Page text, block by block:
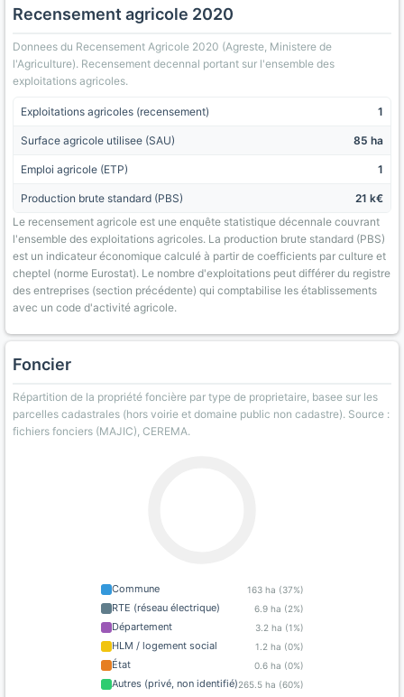
Recensement agricole 2020
Donnees du Recensement Agricole 2020 (Agreste, Ministere de
l'Agriculture). Recensement decennal portant sur l'ensemble des
exploitations agricoles.
Exploitations agricoles (recensement) 1
Surface agricole utilisee (SAU) 85 ha
Emploi agricole (ETP) 1
Production brute standard (PBS)
21 k€
Le recensement agricole est une enquête statistique décennale couvrant
l'ensemble des exploitations agricoles. La production brute standard (PBS)
est un indicateur économique calculé à partir de coefficients par culture et
cheptel (norme Eurostat). Le nombre d'exploitations peut différer du registre
des entreprises (section précédente) qui comptabilise les établissements
avec un code d'activité agricole.
Foncier
Répartition de la propriété foncière par type de proprietaire, basee sur les
parcelles cadastrales (hors voirie et domaine public non cadastre). Source :
fichiers fonciers (MAJIC), CEREMA.
Commune 163 ha (37%)
RTE (réseau électrique) 6.9 ha (2%)
Département 3.2 ha (1%)
HLM / logement social 1.2 ha (0%)
État 0.6 ha (0%)
Autres (privé, non identifié)265.5 ha (60%)